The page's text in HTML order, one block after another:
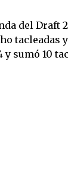
del Draft
tacleadas
sumó 10